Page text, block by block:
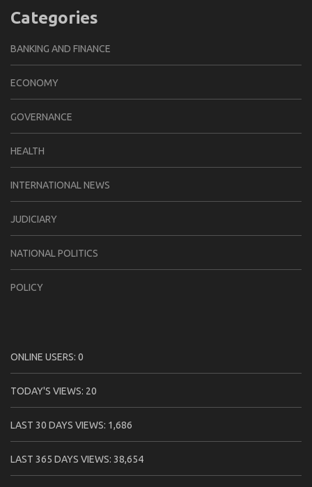
Categories
BANKING AND FINANCE
ECONOMY
GOVERNANCE
HEALTH
INTERNATIONAL NEWS
JUDICIARY
NATIONAL POLITICS
POLICY
ONLINE USERS: 0
TODAY'S VIEWS: 20
LAST 30 DAYS VIEWS: 1,686
LAST 365 DAYS VIEWS: 38,654